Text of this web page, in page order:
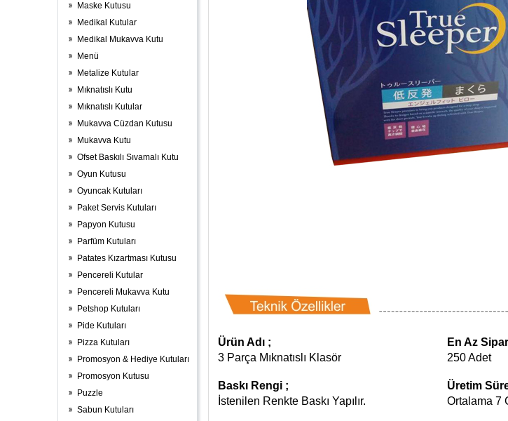
Maske Kutusu
Medikal Kutular
Medikal Mukavva Kutu
Menü
Metalize Kutular
Mıknatıslı Kutu
Mıknatıslı Kutular
Mukavva Cüzdan Kutusu
Mukavva Kutu
Ofset Baskılı Sıvamalı Kutu
Oyun Kutusu
Oyuncak Kutuları
Paket Servis Kutuları
Papyon Kutusu
Parfüm Kutuları
Patates Kızartması Kutusu
Pencereli Kutular
Pencereli Mukavva Kutu
Petshop Kutuları
Pide Kutuları
Pizza Kutuları
Promosyon & Hediye Kutuları
Promosyon Kutusu
Puzzle
Sabun Kutuları
Ürün Adı ;
En Az
3 Parça Mıknatıslı Klasör
250 Adet
Baskı Rengi ;
Üretim
İstenilen Renkte Baskı Yapılır.
Ortalama 7